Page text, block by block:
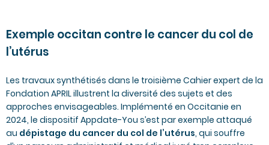
Exemple occitan contre le cancer du col de
l’utérus
Les travaux synthétisés dans le troisième Cahier expert de la
Fondation APRIL illustrent la diversité des sujets et des
approches envisageables. Implémenté en Occitanie en
2024, le dispositif Appdate-You s’est par exemple attaqué
au dépistage du cancer du col de l’utérus, qui souffre